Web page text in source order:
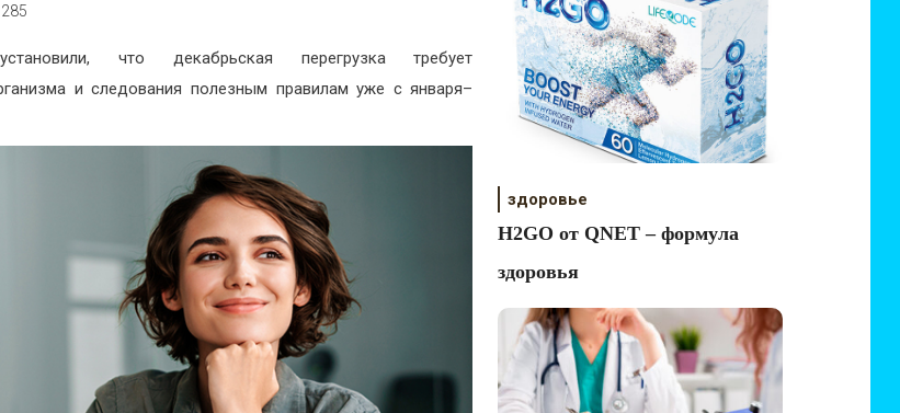
что декабрьская перегрузка требует
и следования полезным правилам уже с января–
здоровье
H2GO от QNET – формула
здоровья